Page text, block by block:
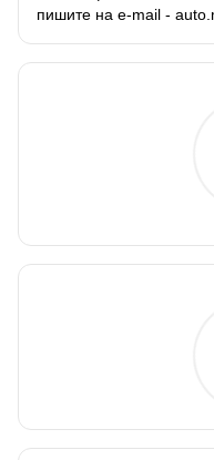
пишите на e-mail -